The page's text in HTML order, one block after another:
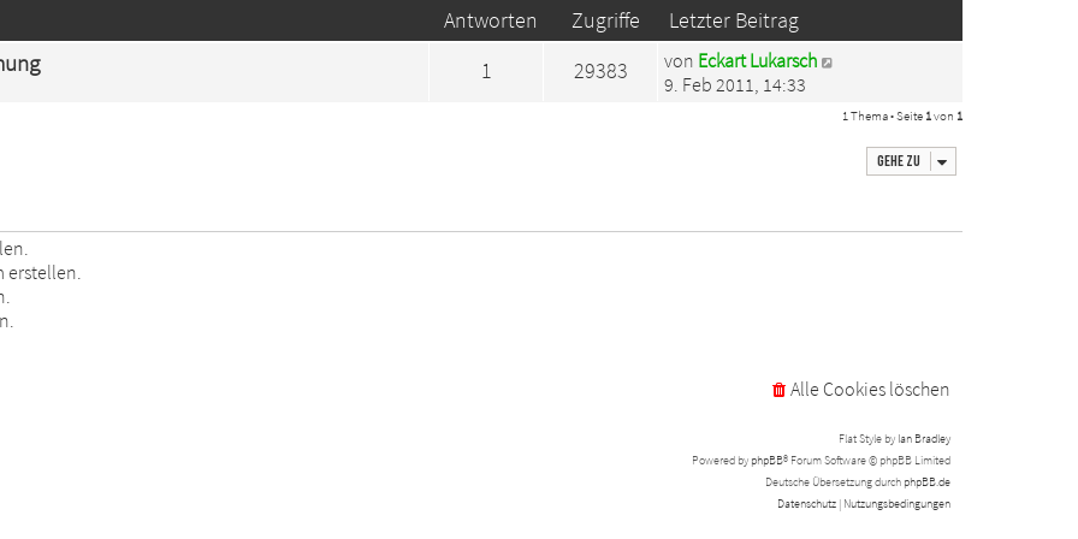
Antworten Zugriffe Letzter Beitrag
1 29383 von Eckart Lukarsch
9. Feb 2011, 14:33
1 Thema • Seite 1von 1
Gehe zu
Alle Cookies löschen
Flat Style by Ian Bradley
Powered by phpBB® Forum Software © phpBB Limited
Deutsche Übersetzung durch phpBB.de
Datenschutz | Nutzungsbedingungen